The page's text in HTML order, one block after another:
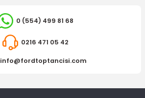
0 (554) 499 81 68
0216 471 05 42
info@fordtoptancisi.com